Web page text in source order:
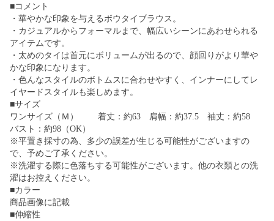
■コメント
・華やかな印象を与えるボウタイブラウス。
・カジュアルからフォーマルまで、幅広いシーンにあわせられる
アイテムです。
・太めのタイは首元にボリュームが出るので、顔回りがより華や
かな印象になります。
・色んなスタイルのボトムスに合わせやすく、インナーにしてレ
イヤードスタイルも楽しめます。
■サイズ
ワンサイズ（Ｍ） 着丈：約63 肩幅：約37.5 袖丈：約58
バスト：約98（OK）
※平置き採寸の為、多少の誤差が生じる可能性がございますの
で、予めご了承ください。
※洗濯する際に色落ちする可能性がございます。他の衣類との洗
濯はお控えください。
■カラー
商品画像に記載
■伸縮性